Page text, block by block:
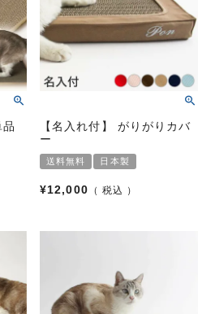
【名入れ付】 がりがりカバ
ー
送料無料 日本製
¥12,000 税込